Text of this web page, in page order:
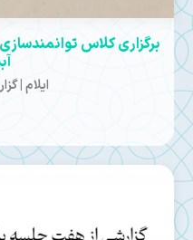
برگزاری کلاس
ایلام |